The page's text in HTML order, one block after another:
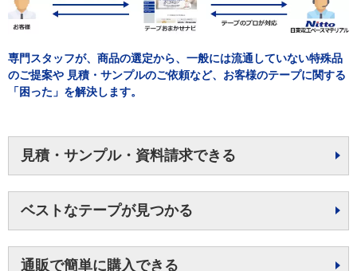
専門スタッフが、商品の選定から、一般には流通していない特殊品
のご提案や 見積・サンプルのご依頼など、お客様のテープに関する
「困った」を解決します。
見積・サンプル・資料請求できる
ベストなテープが見つかる
通販で簡単に購入できる